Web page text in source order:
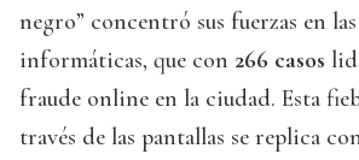
negro” concentró sus fuerzas en las
informáticas, que con 266 casos
fraude online en la ciudad. Esta
través de las pantallas se replica